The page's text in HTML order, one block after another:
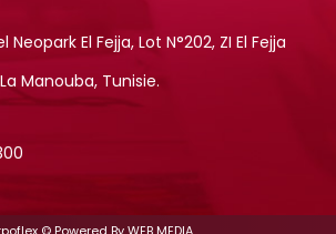
El Fejja, Lot N°202, ZI El Fejja
Manouba, Tunisie.